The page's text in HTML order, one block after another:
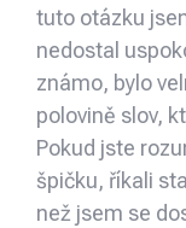
tuto otázku
nedostal
známo, bylo
polovině slov,
Pokud jste
špičku, říkali
než jsem se